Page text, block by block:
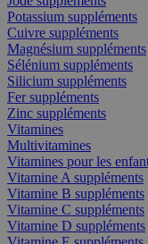
Potassium suppléments
Cuivre suppléments
Magnésium suppléments
Sélénium suppléments
Silicium suppléments
Fer suppléments
Zinc suppléments
Vitamines
Multivitamines
Vitamines pour les
Vitamine A suppléments
Vitamine B suppléments
Vitamine C suppléments
Vitamine D suppléments